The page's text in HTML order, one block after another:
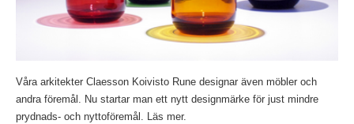
Våra arkitekter Claesson Koivisto Rune designar även möbler och
andra föremål. Nu startar man ett nytt designmärke för just mindre
prydnads- och nyttoföremål. Läs mer.